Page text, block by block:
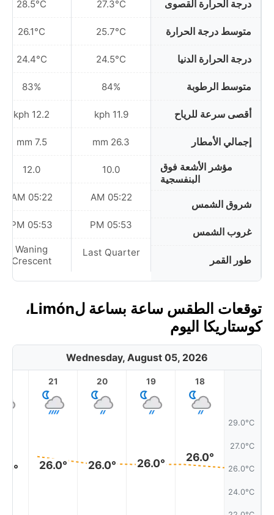
درجة الحرارة القصوى
متوسط درجة الحرارة
درجة الحرارة الدنيا
متوسط الرطوبة
أقصى سرعة للرياح
إجمالي الأمطار
مؤشر الأشعة فوق
البنفسجية
شروق الشمس
غروب الشمس
طور القمر
27.3°C
25.7°C
24.5°C
84%
11.9 kph
26.3 mm
10.0
05:22 AM
05:53 PM
Last Quarter
28.5°C
26.1°C
24.4°C
83%
12.2 kph
7.5 mm
12.0
05:22 AM
05:53 PM
Waning
Crescent
توقعات الطقس ساعة بساعة لLimón،
كوستاريكا اليوم
Wednesday, August 05, 2026
29.0°C
27.0°C
26.0°C
24.0°C
18
26.0°
19
26.0°
20
26.0°
21
26.0°